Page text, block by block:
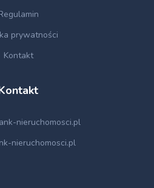
prywatności
Kontakt
nieruchomosci.pl
nieruchomosci.pl